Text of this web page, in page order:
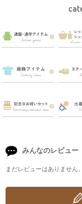
みんなのレビュー
まだレビューはありません。